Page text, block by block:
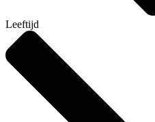
Leeftijd